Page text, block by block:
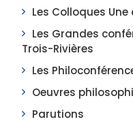
Les Colloques
Les Grandes
Trois-Rivières
Les
Oeuvres
Parutions